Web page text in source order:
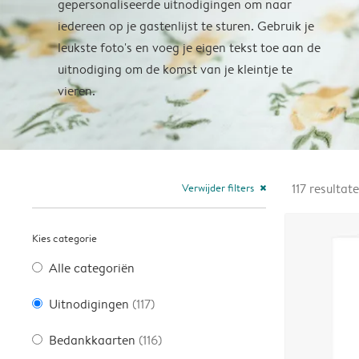
gepersonaliseerde uitnodigingen om naar
iedereen op je gastenlijst te sturen. Gebruik je
leukste foto's en voeg je eigen tekst toe aan de
uitnodiging om de komst van je kleintje te
vieren.
Verwijder filters close
Kies categorie
Alle categoriën
Uitnodigingen (117)
Bedankkaarten (116)
117